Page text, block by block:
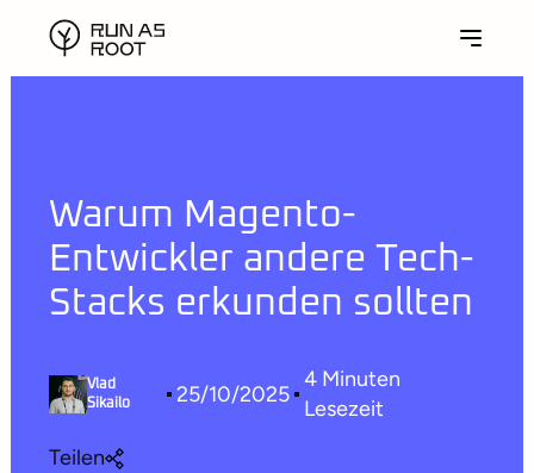
Warum Magento-
Entwickler andere Tech-
Stacks erkunden sollten
Vlad
Sikailo
25/10/2025
4 Minuten
Lesezeit
Teilen